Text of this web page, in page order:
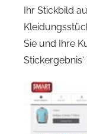
Ihr Stickbild
Sie und Ihre